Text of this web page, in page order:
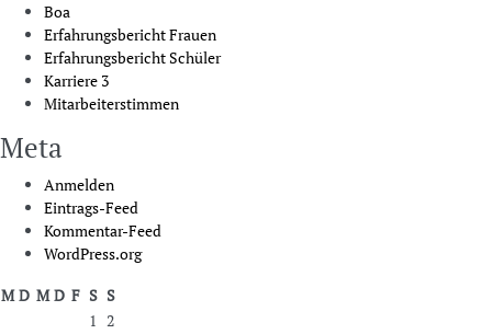
Boa
Erfahrungsbericht Frauen
Erfahrungsbericht Schüler
Karriere 3
Mitarbeiterstimmen
Meta
Anmelden
Eintrags-Feed
Kommentar-Feed
WordPress.org
M D M D F S S
1 2